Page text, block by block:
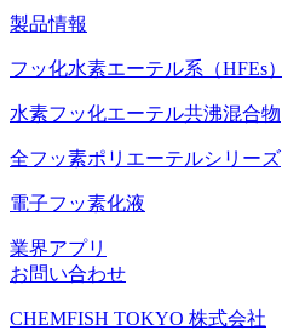
製品情報
フッ化水素エーテル系（HFEs）
水素フッ化エーテル共沸混合物
全フッ素ポリエーテルシリーズ
電子フッ素化液
業界アプリ
お問い合わせ
CHEMFISH TOKYO 株式会社